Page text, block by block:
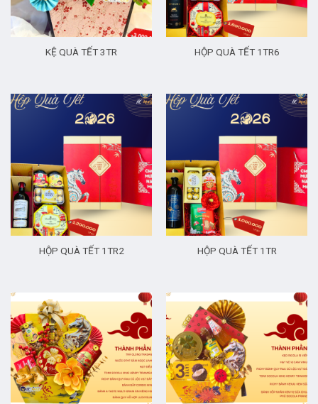
KỆ QUÀ TẾT 3TR HỘP QUÀ TẾT 1TR6
HỘP QUÀ TẾT 1TR2 HỘP QUÀ TẾT 1TR